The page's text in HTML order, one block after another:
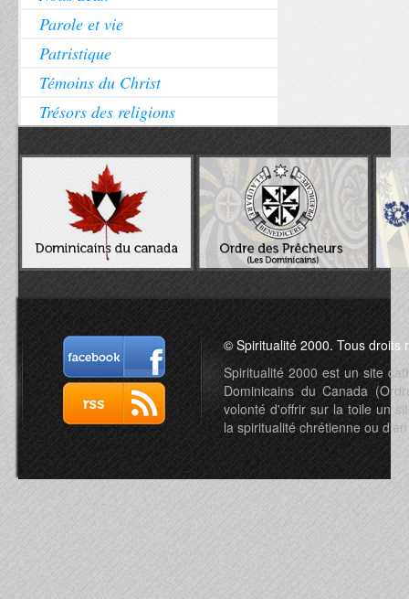
Parole et vie
Patristique
Témoins du Christ
Trésors des religions
© Spiritualité 2000. Tous droits
Spiritualité 2000 est un site
Dominicains du Canada
volonté d'offrir sur la toile un
la spiritualité chrétienne ou